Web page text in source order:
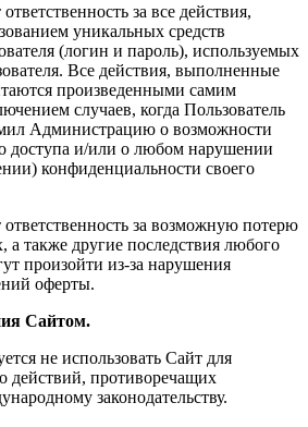
за все действия,
уникальных средств
(логин и пароль), используемых
Все действия, выполненные
произведенными самим
случаев, когда Пользователь
Администрацию о возможности
доступа и/или о любом нарушении
конфиденциальности своего
ответственность за возможную потерю
также другие последствия любого
произойти из-за нарушения
оферты.
Сайтом.
не использовать Сайт для
действий, противоречащих
законодательству.